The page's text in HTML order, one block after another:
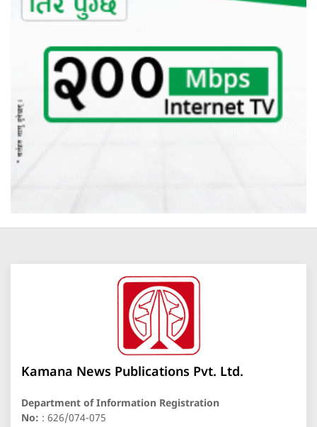
Kamana News Publications Pvt. Ltd.
Department of Information Registration
No: : 626/074-075